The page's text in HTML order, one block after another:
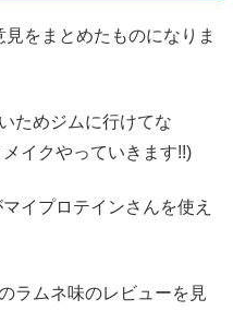
をまとめたものになりま
ためジムに行けてな
イクやっていきます!!)
イプロテインさんを使え
ラムネ味のレビューを見